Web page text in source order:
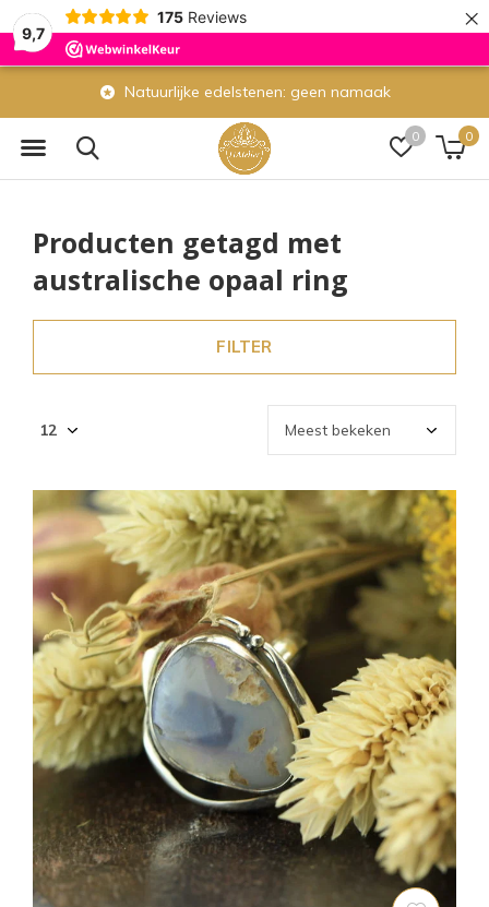
9,7
175 Reviews ×
0 0
Natuurlijke edelstenen: geen namaak
Producten getagd met
australische opaal ring
FILTER